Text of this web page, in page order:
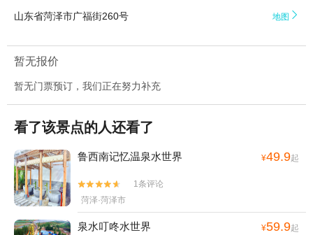
山东省菏泽市广福街260号 地图 
暂无报价
暂无门票预订，我们正在努力补充
看了该景点的人还看了
鲁西南记忆温泉水世界 ¥49.9起


1条评论
菏泽·菏泽市
泉水叮咚水世界 ¥59.9起